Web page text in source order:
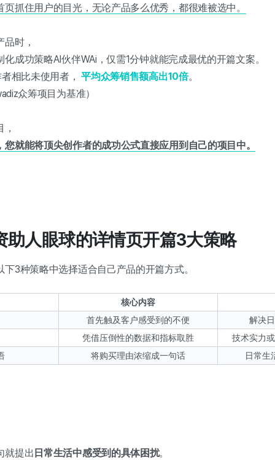
抓住用户的目光，无论产品多么优秀，都很难被选中。
时，
成功策略AI伙伴WAi，仅需1分钟就能完成最优的开篇文案。
者相比未使用者，平均众筹销售额高出10倍。
众筹项目为基准）
就能将顶尖创作者的成功公式直接应用到自己的项目中。
助人眼球的详情页开篇3大策略
3种策略中选择适合自己产品的开篇方式。
核心内容
首先触及客户感受到的不便
解决
凭借压倒性的数据和指标取胜
技术实力
将购买理由浓缩成一句话 日常生
就提出 日常生活中感受到的具体困扰。